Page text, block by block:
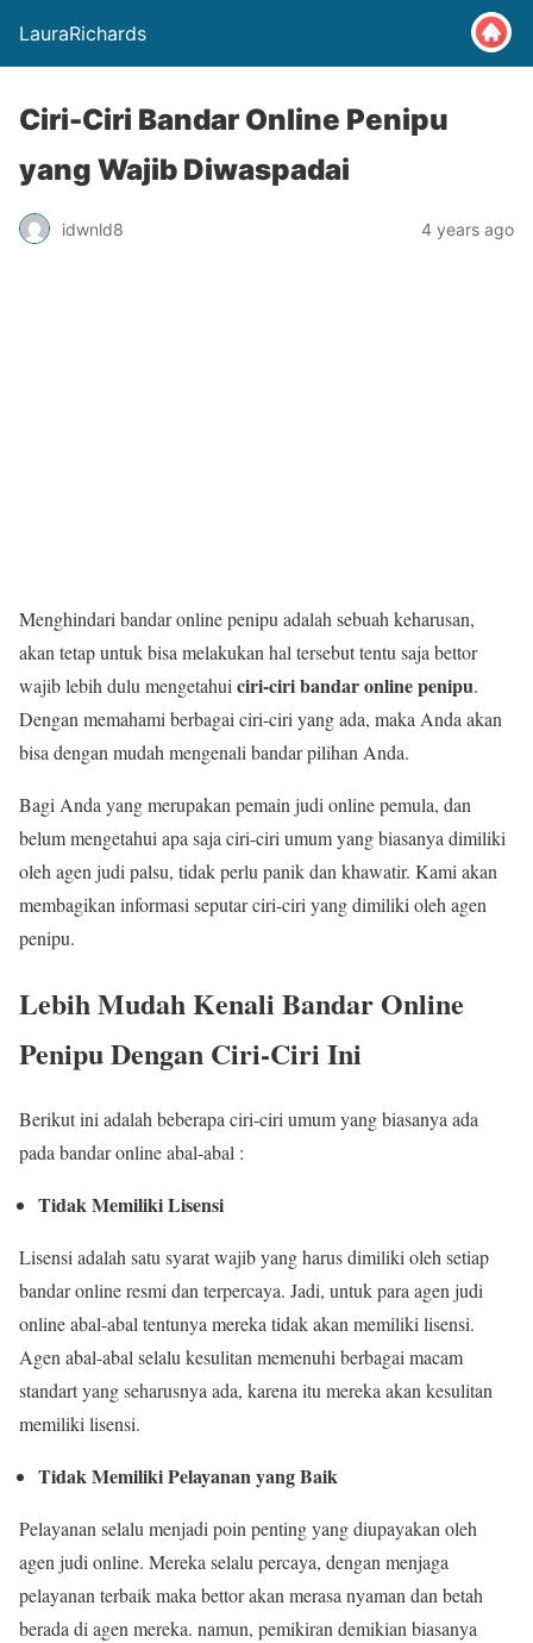
LauraRichards
Ciri-Ciri Bandar Online Penipu
yang Wajib Diwaspadai
idwnld8 4 years ago
Menghindari bandar online penipu adalah sebuah keharusan,
akan tetap untuk bisa melakukan hal tersebut tentu saja bettor
wajib lebih dulu mengetahui ciri-ciri bandar online penipu.
Dengan memahami berbagai ciri-ciri yang ada, maka Anda akan
bisa dengan mudah mengenali bandar pilihan Anda.
Bagi Anda yang merupakan pemain judi online pemula, dan
belum mengetahui apa saja ciri-ciri umum yang biasanya dimiliki
oleh agen judi palsu, tidak perlu panik dan khawatir. Kami akan
membagikan informasi seputar ciri-ciri yang dimiliki oleh agen
penipu.
Lebih Mudah Kenali Bandar Online
Penipu Dengan Ciri-Ciri Ini
Berikut ini adalah beberapa ciri-ciri umum yang biasanya ada
pada bandar online abal-abal :
Tidak Memiliki Lisensi
Lisensi adalah satu syarat wajib yang harus dimiliki oleh setiap
bandar online resmi dan terpercaya. Jadi, untuk para agen judi
online abal-abal tentunya mereka tidak akan memiliki lisensi.
Agen abal-abal selalu kesulitan memenuhi berbagai macam
standart yang seharusnya ada, karena itu mereka akan kesulitan
memiliki lisensi.
Tidak Memiliki Pelayanan yang Baik
Pelayanan selalu menjadi poin penting yang diupayakan oleh
agen judi online. Mereka selalu percaya, dengan menjaga
pelayanan terbaik maka bettor akan merasa nyaman dan betah
berada di agen mereka. namun, pemikiran demikian biasanya